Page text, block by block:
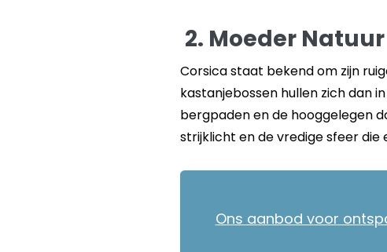
2. Moeder
Corsica staat bekend om zijn
kastanjebossen hullen zich dan
bergpaden en de hooggelegen
strijklicht en de vredige sfeer die
Ons aanbod voor